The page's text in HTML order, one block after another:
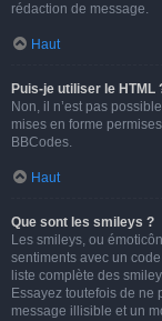
rédaction de message.
Haut
Puis-je utiliser le HTML
Non, il n’est pas
mises en forme
BBCodes.
Haut
Que sont les smileys ?
Les smileys, ou
sentiments avec un
liste complète des
Essayez toutefois de ne
message illisible et un